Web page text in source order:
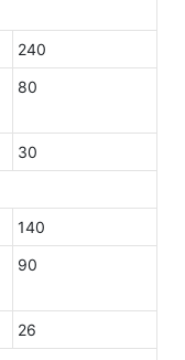
240
80
30
140
90
26